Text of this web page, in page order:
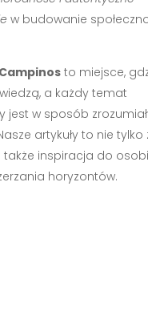
w budowanie
to miejsce,
a każdy temat
jest w sposób
artykuły to nie tylko
także inspiracja do
horyzontów.